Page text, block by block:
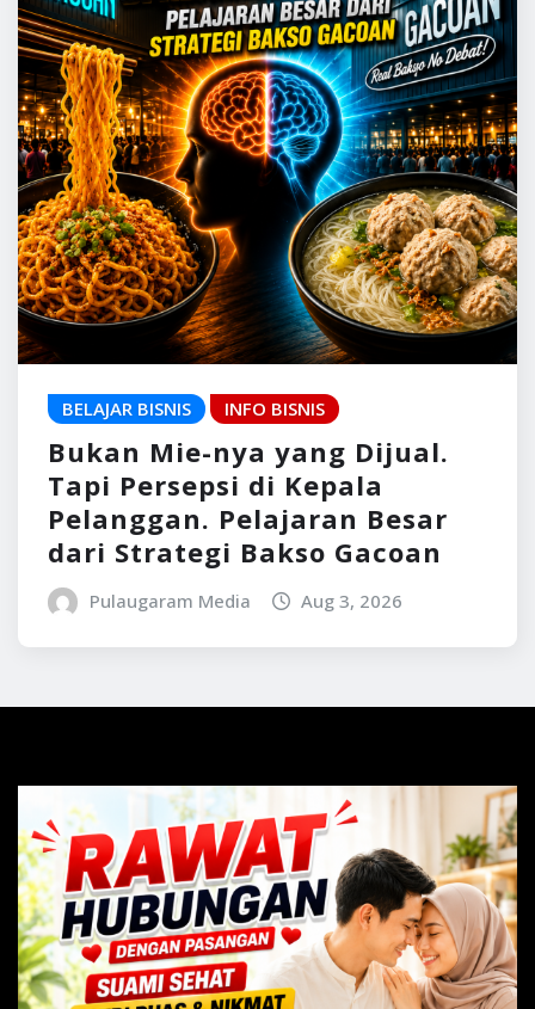
BELAJAR BISNIS INFO BISNIS
Bukan Mie-nya yang Dijual.
Tapi Persepsi di Kepala
Pelanggan. Pelajaran Besar
dari Strategi Bakso Gacoan
Pulaugaram Media Aug 3, 2026